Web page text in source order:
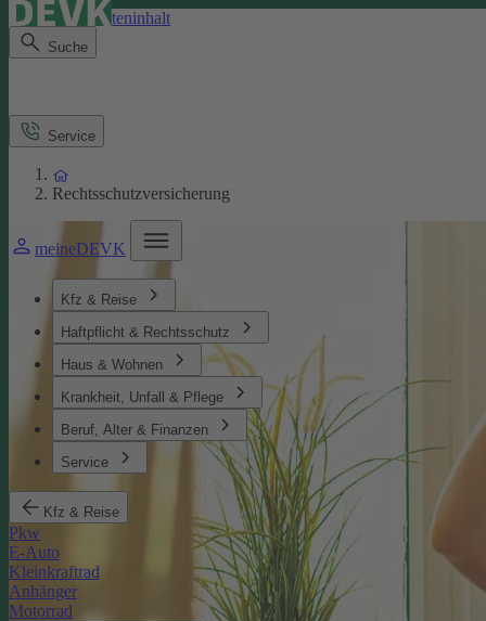
Direkt zum Seiteninhalt
Suche
meineDEVK
Kfz & Reise
Haftpflicht & Rechtsschutz
Haus & Wohnen
Krankheit, Unfall & Pflege
Beruf, Alter & Finanzen
Service
Kfz & Reise
Pkw
E-Auto
Kleinkraftrad
Anhänger
Motorrad
Service
Rechtsschutzversicherung